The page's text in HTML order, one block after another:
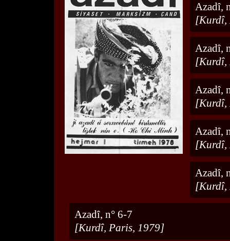
Azadî,
[Kurdî,
Azadî,
[Kurdî,
Azadî,
[Kurdî,
Azadî,
[Kurdî,
Azadî,
[Kurdî,
Azadî, n° 6-7
[Kurdî, Paris, 1979]